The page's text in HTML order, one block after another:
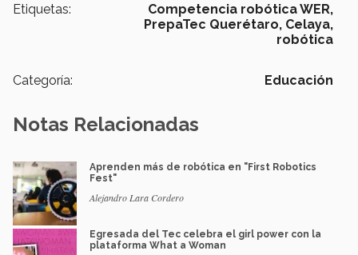
Etiquetas:
Competencia robótica WER,
PrepaTec Querétaro, Celaya,
robótica
Categoría: Educación
Notas Relacionadas
Aprenden más de robótica en "First Robotics
Fest"
Alejandro Lara Cordero
Egresada del Tec celebra el girl power con la
plataforma What a Woman